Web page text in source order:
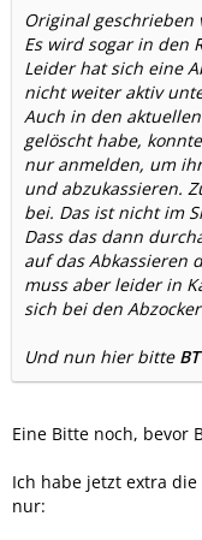
Original geschrieben
Es wird sogar in den
Leider hat sich eine
nicht weiter aktiv
Auch in den
gelöscht habe,
nur anmelden, um
und abzukassieren.
bei. Das ist nicht im
Dass das dann
auf das Abkassieren
muss aber leider in
sich bei den
Und nun hier bitte
Eine Bitte noch, bevor
Ich habe jetzt extra
nur: